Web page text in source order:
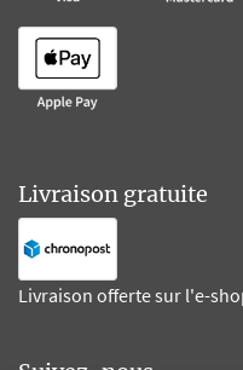
Livraison gratuite
Livraison offerte sur l'e-